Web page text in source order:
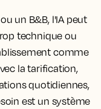
un B&B, l'IA peut
technique ou
comme
la tarification,
quotidiennes,
est un système